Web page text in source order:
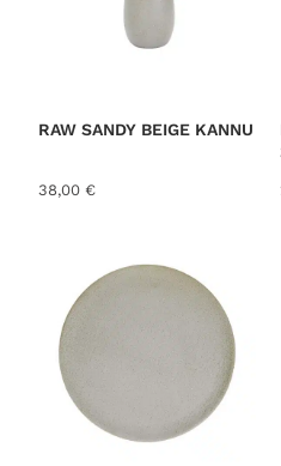
y
t
RAW SANDY BEIGE KANNU
38,00 €